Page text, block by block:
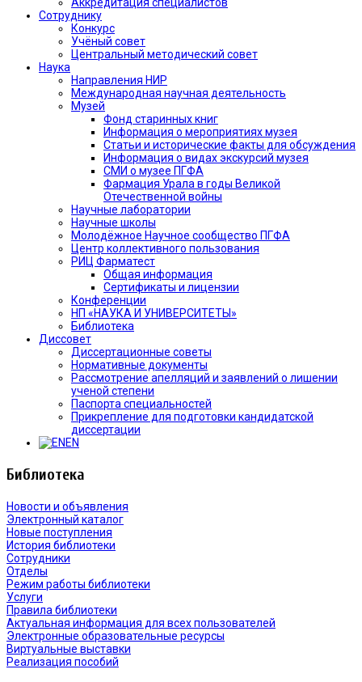
Сотруднику
Конкурс
Учёный совет
Центральный методический совет
Наука
Направления НИР
Международная научная деятельность
Музей
Фонд старинных книг
Информация о мероприятиях музея
Статьи и исторические факты для обсуждения
Информация о видах экскурсий музея
СМИ о музее ПГФА
Фармация Урала в годы Великой
Отечественной войны
Научные лаборатории
Научные школы
Молодёжное Научное сообщество ПГФА
Центр коллективного пользования
РИЦ Фарматест
Общая информация
Сертификаты и лицензии
Конференции
НП «НАУКА И УНИВЕРСИТЕТЫ»
Библиотека
Диссовет
Диссертационные советы
Нормативные документы
Рассмотрение апелляций и заявлений о лишении
ученой степени
Паспорта специальностей
Прикрепление для подготовки кандидатской
диссертации
EN
Библиотека
Новости и объявления
Электронный каталог
Новые поступления
История библиотеки
Сотрудники
Отделы
Режим работы библиотеки
Услуги
Правила библиотеки
Актуальная информация для всех пользователей
Электронные образовательные ресурсы
Виртуальные выставки
Реализация пособий